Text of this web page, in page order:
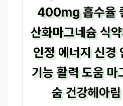
400mg 흡수율
산화마그네슘 식
인정 에너지 신경
기능 활력 도움 마
숨 건강헤아